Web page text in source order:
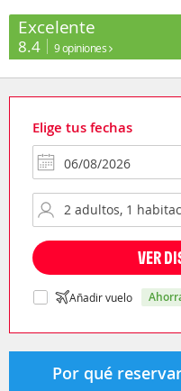
Excelente
8.4 9 opiniones
Elige tus fechas
VER
Añadir vuelo
Por qué